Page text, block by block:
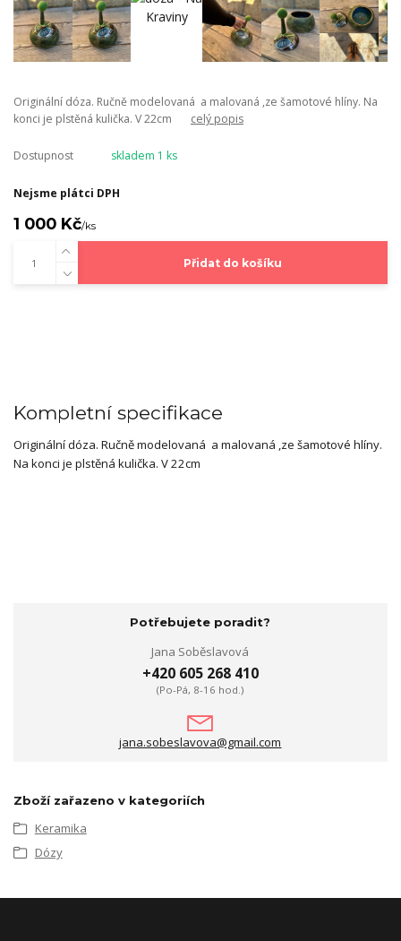
Originální dóza. Ručně modelovaná a malovaná ,ze šamotové hlíny. Na
konci je plstěná kulička. V 22cm celý popis
Dostupnost skladem 1 ks
Nejsme plátci DPH
1 000 Kč/ks
Přidat do košíku
Kompletní specifikace
Originální dóza. Ručně modelovaná a malovaná ,ze šamotové hlíny.
Na konci je plstěná kulička. V 22cm
Potřebujete poradit?
Jana Soběslavová
+420 605 268 410
(Po-Pá, 8-16 hod.)
jana.sobeslavova@gmail.com
Zboží zařazeno v kategoriích
Keramika
Dózy